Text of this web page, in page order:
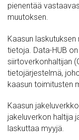
pienentää
muutoksen.
Kaasun
tietoja. Data-HUB
siirtoverkonhaltijan
tietojärjestelmä,
kaasun toimitusten
Kaasun
jakeluverkon haltija
laskuttaa myyjä.